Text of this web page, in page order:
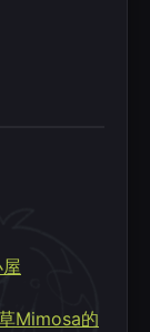
Mimosa的